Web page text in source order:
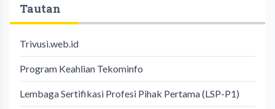
Tautan
Trivusi.web.id
Program Keahlian Tekominfo
Lembaga Sertifikasi Profesi Pihak Pertama (LSP-P1)